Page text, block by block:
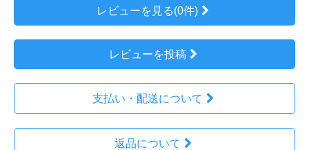
レビューを見る(0件)
レビューを投稿
支払い・配送について
返品について